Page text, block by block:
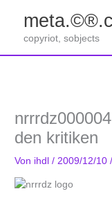
springencopyriot, sobjects
den kritiken
Von ihdl/ 2009/12/10